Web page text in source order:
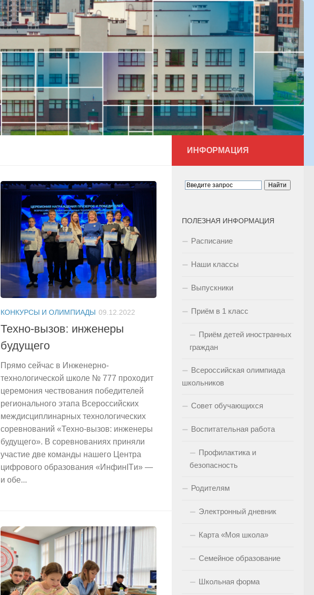
КОНКУРСЫ И ОЛИМПИАДЫ 09.12.2022
Техно-вызов: инженеры
будущего
Прямо сейчас в Инженерно-
технологической школе № 777 проходит
церемония чествования победителей
регионального этапа Всероссийских
междисциплинарных технологических
соревнований «Техно-вызов: инженеры
будущего». В соревнованиях приняли
участие две команды нашего Центра
цифрового образования «ИнфинITи» —
и обе...
ИНФОРМАЦИЯ
ПОЛЕЗНАЯ ИНФОРМАЦИЯ
Расписание
Наши классы
Выпускники
Приём в 1 класс
Приём детей иностранных
граждан
Всероссийская олимпиада
школьников
Совет обучающихся
Воспитательная работа
Профилактика и
безопасность
Родителям
Электронный дневник
Карта «Моя школа»
Семейное образование
Школьная форма